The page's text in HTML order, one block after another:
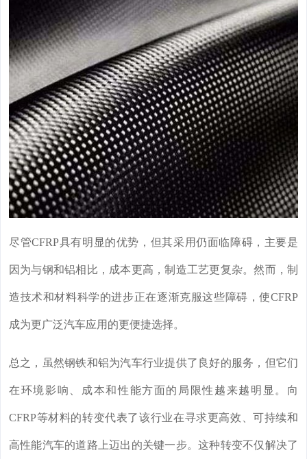
尽管CFRP具有明显的优势，但其采用仍面临障碍，主要是
因为与钢和铝相比，成本更高，制造工艺更复杂。然而，制
造技术和材料科学的进步正在逐渐克服这些障碍，使CFRP
成为更广泛汽车应用的更便捷选择。
总之，虽然钢铁和铝为汽车行业提供了良好的服务，但它们
在环境影响、成本和性能方面的局限性越来越明显。向
CFRP等材料的转变代表了该行业在寻求更高效、可持续和
高性能汽车的道路上迈出的关键一步。这种转变不仅解决了